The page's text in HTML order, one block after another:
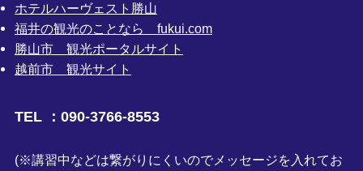
ホテルハーヴェスト勝山
福井の観光のことなら fukui.com
勝山市 観光ポータルサイト
越前市 観光サイト
TEL ：090-3766-8553
(※講習中などは繋がりにくいのでメッセージを入れてお